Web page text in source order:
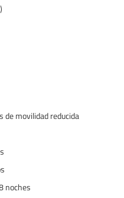
de movilidad reducida
noches